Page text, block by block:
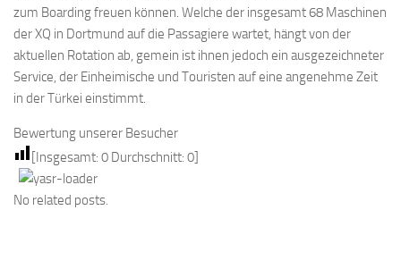
zum Boarding freuen können. Welche der insgesamt 68 Maschinen
der XQ in Dortmund auf die Passagiere wartet, hängt von der
aktuellen Rotation ab, gemein ist ihnen jedoch ein ausgezeichneter
Service, der Einheimische und Touristen auf eine angenehme Zeit
in der Türkei einstimmt.
Bewertung unserer Besucher
[Insgesamt: 0 Durchschnitt: 0]
No related posts.